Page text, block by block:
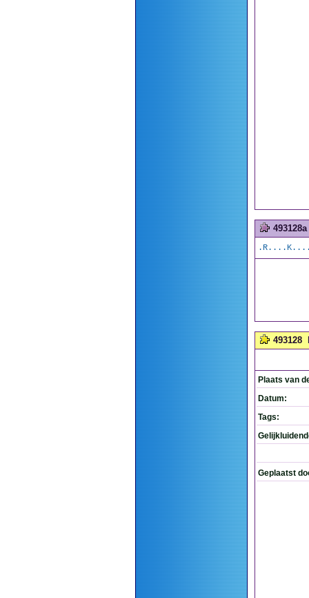
493128a
493128
Plaats van
Datum:
Tags:
Geplaatst